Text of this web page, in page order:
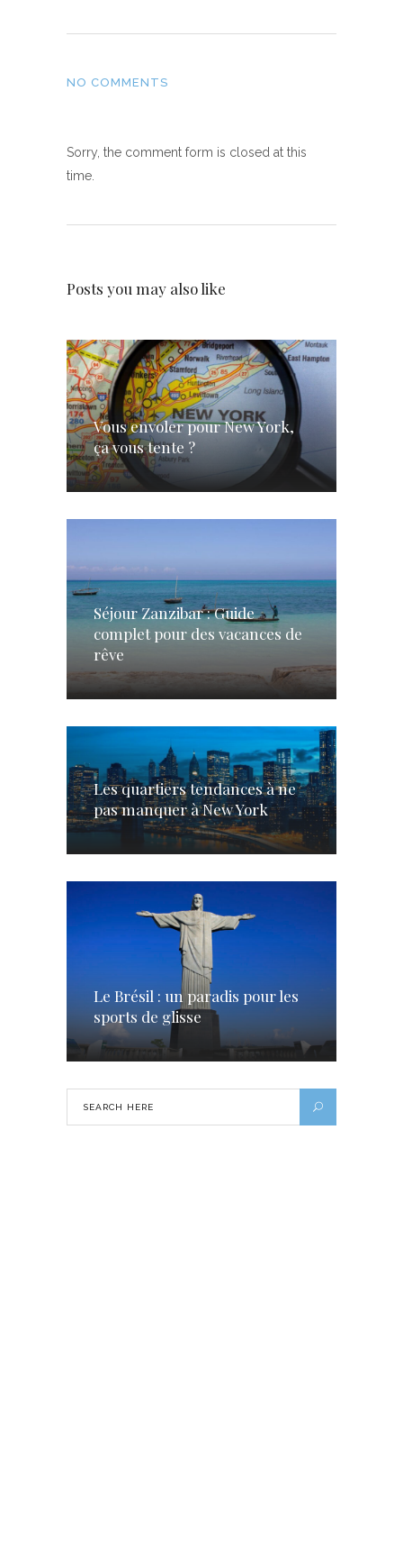
NO COMMENTS
Sorry, the comment form is closed at this
time.
Posts you may also like
Vous envoler pour New York,
ça vous tente ?
Séjour Zanzibar : Guide
complet pour des vacances de
rêve
Les quartiers tendances à ne
pas manquer à New York
Le Brésil : un paradis pour les
sports de glisse